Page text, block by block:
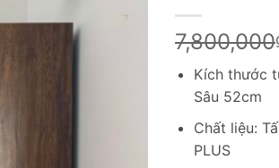
7,800,000
Kích thước
Sâu 52cm
Chất liệu:
PLUS